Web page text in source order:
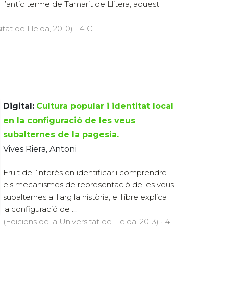
l’antic terme de Tamarit de Llitera, aquest
de Lleida, 2010) · 4 €
Digital: Cultura popular i identitat local
en la configuració de les veus
subalternes de la pagesia.
Vives Riera, Antoni
Fruit de l’interès en identificar i comprendre
els mecanismes de representació de les veus
subalternes al llarg la història, el llibre explica
la configuració de ...
(Edicions de la Universitat de Lleida, 2013) · 4